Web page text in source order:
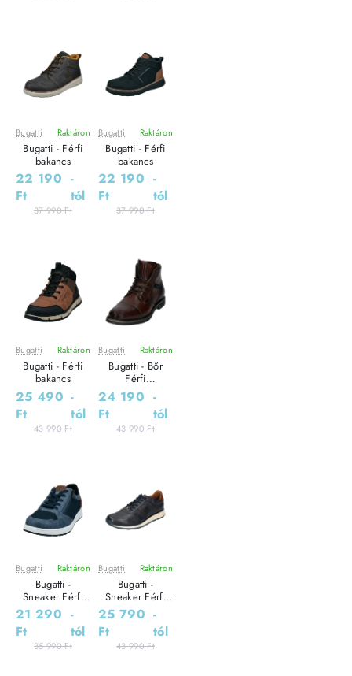
Leárazás
Outlet Ár
Bugatti Raktáron
Bugatti - Férfi
bakancs
22 190
Ft
-
tól
37 990 Ft
Leárazás
Outlet Ár
Bugatti Raktáron
Bugatti - Férfi
bakancs
22 190
Ft
-
tól
37 990 Ft
Leárazás
Outlet Ár
Bugatti Raktáron
Bugatti - Férfi
bakancs
25 490
Ft
-
tól
43 990 Ft
Leárazás
Outlet Ár
Bugatti Raktáron
Bugatti - Bőr
Férfi
Bokacsizma
24 190
Ft
-
tól
43 990 Ft
Leárazás
Outlet Ár
Bugatti Raktáron
Bugatti -
Sneaker Férfi
utcai cipő
21 290
Ft
-
tól
35 990 Ft
Leárazás
Outlet Ár
Bugatti Raktáron
Bugatti -
Sneaker Férfi
utcai cipő
25 790
Ft
-
tól
43 990 Ft